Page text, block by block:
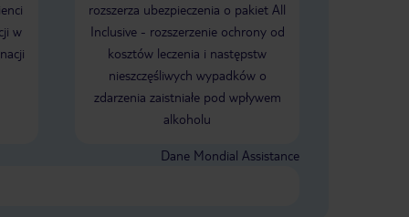
w
rozszerza ubezpieczenia o pakiet All
Inclusive - rozszerzenie ochrony od
kosztów leczenia i następstw
nieszczęśliwych wypadków o
zdarzenia zaistniałe pod wpływem
alkoholu
Dane Mondial Assistance